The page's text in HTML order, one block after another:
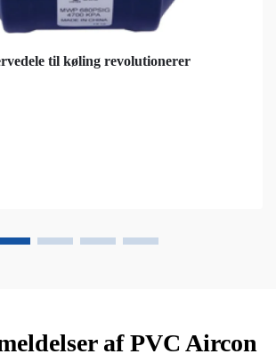
til køling revolutionerer
af PVC Aircon